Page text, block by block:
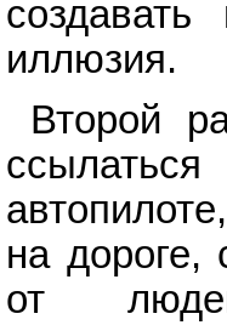
иллюзия.
Второй
на дороге,
от